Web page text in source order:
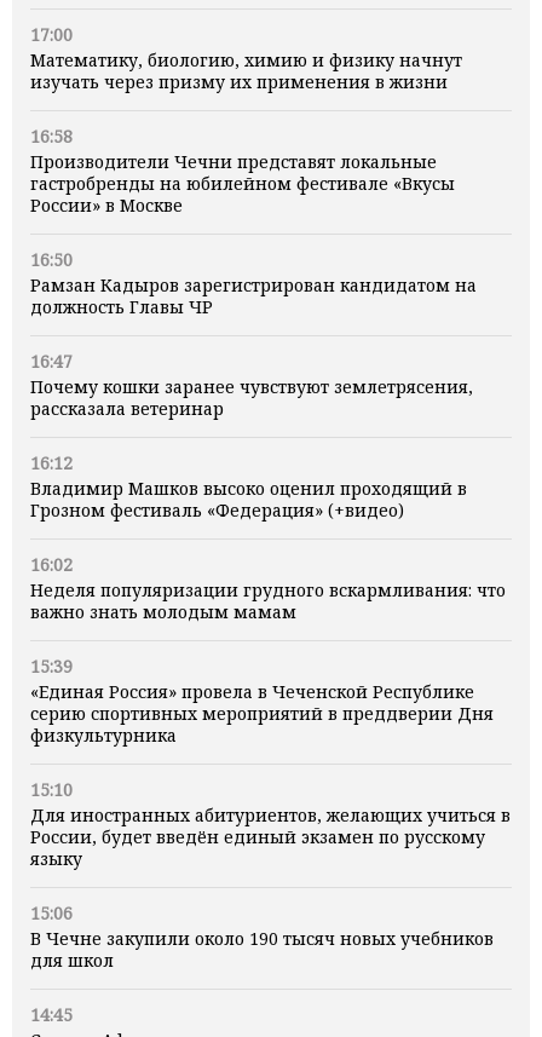
17:00
Математику, биологию, химию и физику начнут
изучать через призму их применения в жизни
16:58
Производители Чечни представят локальные
гастробренды на юбилейном фестивале «Вкусы
России» в Москве
16:50
Рамзан Кадыров зарегистрирован кандидатом на
должность Главы ЧР
16:47
Почему кошки заранее чувствуют землетрясения,
рассказала ветеринар
16:12
Владимир Машков высоко оценил проходящий в
Грозном фестиваль «Федерация» (+видео)
16:02
Неделя популяризации грудного вскармливания: что
важно знать молодым мамам
15:39
«Единая Россия» провела в Чеченской Республике
серию спортивных мероприятий в преддверии Дня
физкультурника
15:10
Для иностранных абитуриентов, желающих учиться в
России, будет введён единый экзамен по русскому
языку
15:06
В Чечне закупили около 190 тысяч новых учебников
для школ
14:45